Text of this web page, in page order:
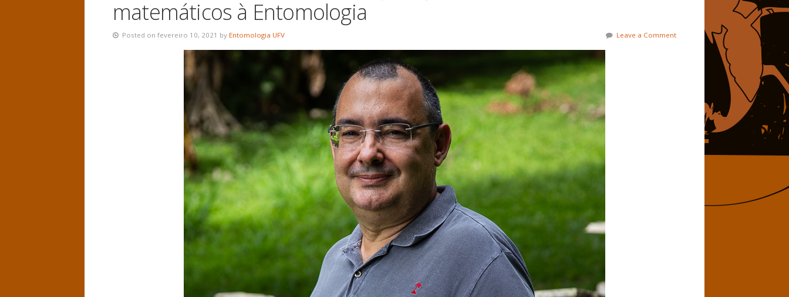
matemáticos à Entomologia
Posted on fevereiro 10, 2021 by Entomologia UFV Leave a Comment